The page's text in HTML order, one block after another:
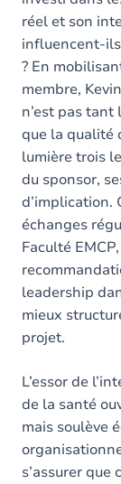
réel et son
influencent-
? En
membre,
n’est pas
que la qualité
lumière trois
du sponsor,
d’implication.
échanges
Faculté
leadership
mieux
projet.
L’essor de
de la santé
mais soulève
s’assurer que